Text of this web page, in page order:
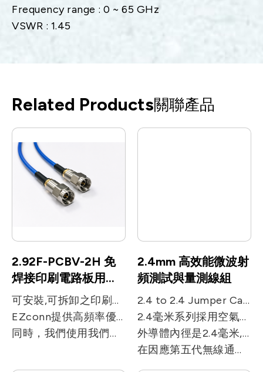
Frequency range : 0 ~ 65 GHz
VSWR : 1.45
Related Products關聯產品
2.92F-PCBV-2H 免
焊接印刷電路板用，
微波射頻同軸連接器可安裝,可拆卸之印刷電路板射頻同軸連接器系列
EZconn提供高頻率優越效能的精密的無焊接微波射頻同軸連接器，使用頻率可以到40GHz。在此無焊接系列接頭的應用可以提供組裝快速、便利且不會損壞您的印刷電路板。
同時，我們使用我們的模擬技術為您的應用提供合適於您印刷電路板使用的接頭設計。我們的壓縮式同軸連接器系列接頭提供了帶狀線以及微帶線可供選擇，在移動通訊(第四代&第五代)，測試以及高速數位傳輸等提供了有效的解決方案。
2.4mm 高效能微波射
頻測試與量測線組
2.4 to 2.4 Jumper Cable for 0.047、0.086 Flexible Cable2.4毫米微波射頻同軸系列依高度堅固的界面進行設計。
2.4毫米系列採用空氣為介質，具有高達50 GHz的性能。
外導體內徑是2.4毫米,外導體外徑為4.735毫米。
在因應第五代無線通訊協定的來臨，2.4毫米系列的產品也適用於毫米波產品的應用。